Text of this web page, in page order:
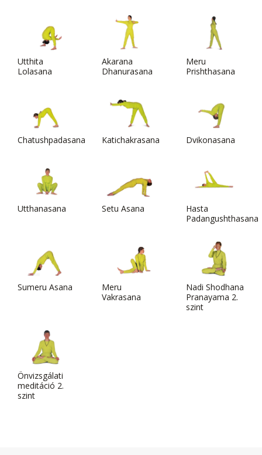
Utthita
Lolasana
Akarana
Dhanurasana
Meru
Prishthasana
Chatushpadasana Katichakrasana Dvikonasana
Utthanasana Setu Asana
Hasta
Padangushthasana
Sumeru Asana
Meru
Vakrasana
Nadi Shodhana
Pranayama 2.
szint
Önvizsgálati
meditáció 2.
szint